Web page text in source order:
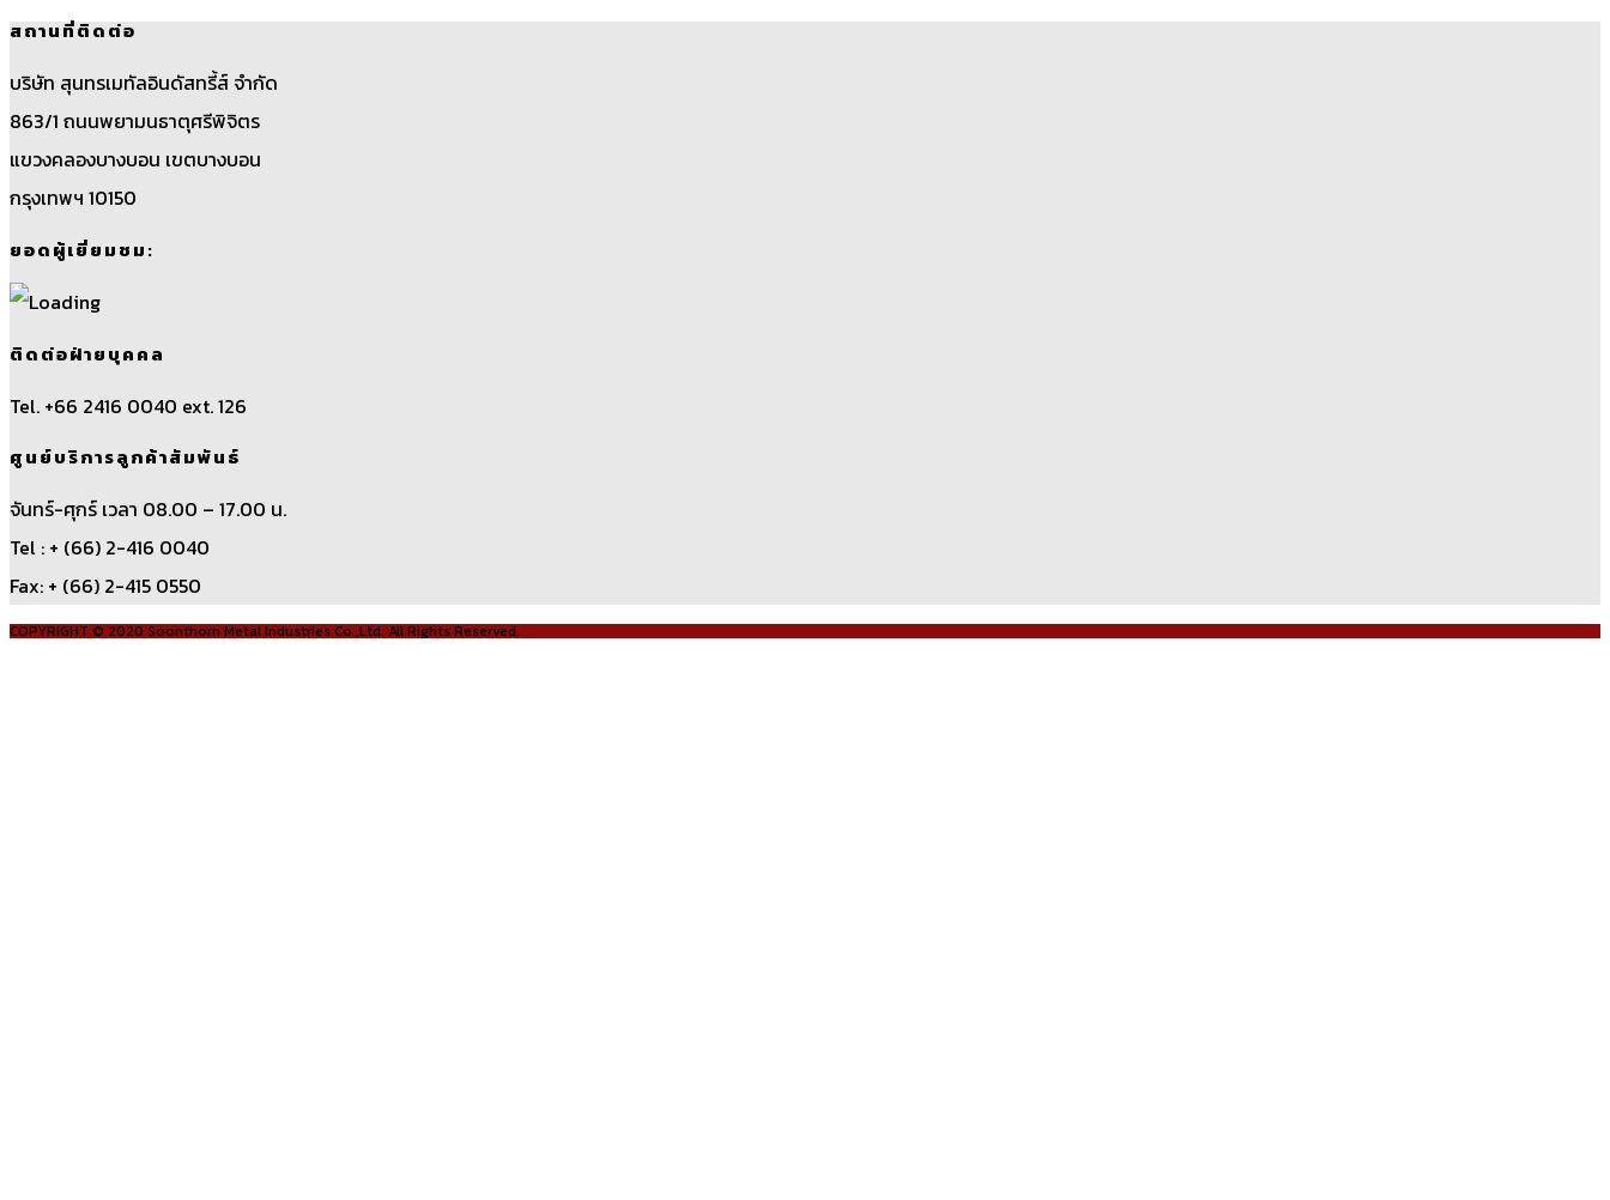
สถานที่ติดต่อ
บริษัท สุนทรเมทัลอินดัสทรี้ส์ จำกัด
863/1 ถนนพยามนธาตุศรีพิจิตร
แขวงคลองบางบอน เขตบางบอน
กรุงเทพฯ 10150
ยอดผู้เยี่ยมชม:
ติดต่อฝ่ายบุคคล
Tel. +66 2416 0040 ext. 126
ศูนย์บริการลูกค้าสัมพันธ์
จันทร์-ศุกร์ เวลา 08.00 – 17.00 น.
Tel : + (66) 2-416 0040
Fax: + (66) 2-415 0550
COPYRIGHT © 2020 Soonthorn Metal Industries Co.,Ltd. All Rights Reserved.